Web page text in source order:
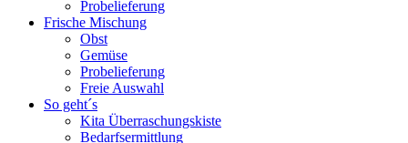
Probelieferung
Frische Mischung
Obst
Gemüse
Probelieferung
Freie Auswahl
So geht´s
Kita Überraschungskiste
Bedarfsermittlung